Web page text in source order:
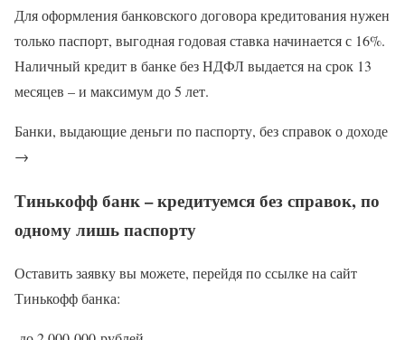
Для оформления банковского договора кредитования нужен
только паспорт, выгодная годовая ставка начинается с 16%.
Наличный кредит в банке без НДФЛ выдается на срок 13
месяцев – и максимум до 5 лет.
Банки, выдающие деньги по паспорту, без справок о доходе
→
Тинькофф банк – кредитуемся без справок, по
одному лишь паспорту
Оставить заявку вы можете, перейдя по ссылке на сайт
Тинькофф банка: